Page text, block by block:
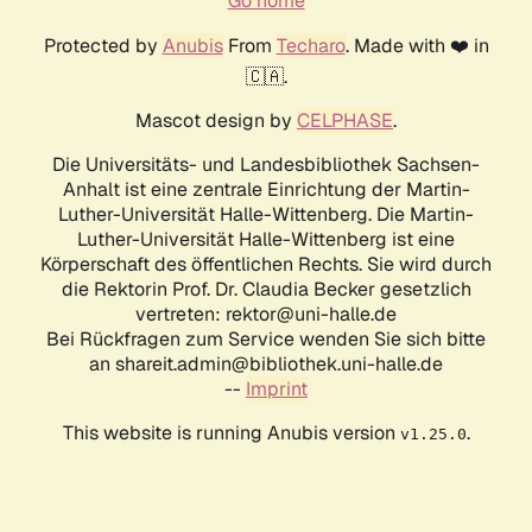
Protected by AnubisFrom Techaro. Made with ❤️ in
🇨🇦.
Mascot design by CELPHASE.
Die Universitäts- und Landesbibliothek Sachsen-
Anhalt ist eine zentrale Einrichtung der Martin-
Luther-Universität Halle-Wittenberg. Die Martin-
Luther-Universität Halle-Wittenberg ist eine
Körperschaft des öffentlichen Rechts. Sie wird durch
die Rektorin Prof. Dr. Claudia Becker gesetzlich
vertreten: rektor@uni-halle.de
Bei Rückfragen zum Service wenden Sie sich bitte
an shareit.admin@bibliothek.uni-halle.de
-- Imprint
This website is running Anubis version v1.25.0.